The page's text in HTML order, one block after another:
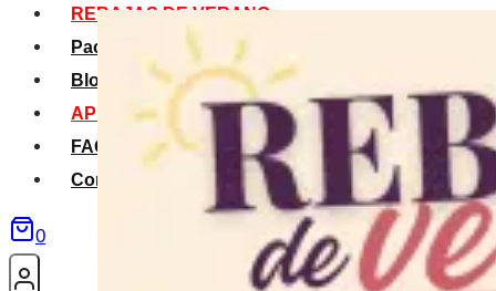
REBAJAS DE VERANO
Packs Verano
Blog
APP La Tribu
FAQS
Contacto
0